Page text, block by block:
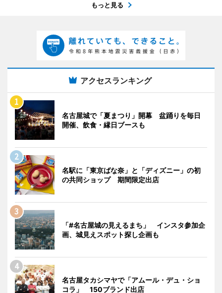
もっと見る
アクセスランキング
名古屋城で「夏まつり」開幕 盆踊りを毎日
開催、飲食・縁日ブースも
名駅に「東京ばな奈」と「ディズニー」の初
の共同ショップ 期間限定出店
「#名古屋城の見えるまち」 インスタ参加企
画、城見えスポット探し企画も
名古屋タカシマヤで「アムール・デュ・ショ
コラ」 150ブランド出店